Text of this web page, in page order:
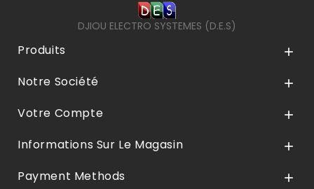
DJIOU ELECTRO SYSTEMES (D.E.S)
Produits 
Notre Société 
Votre Compte 
Informations Sur Le Magasin 
Payment Methods 